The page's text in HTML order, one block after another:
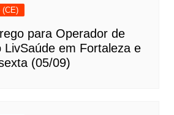
(CE)
para Operador de
LivSaúde em Fortaleza e
(05/09)